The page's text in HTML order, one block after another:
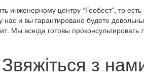
инженерному центру “Геобест”, то
и вы гарантировано будете
Мы всегда готовы
з